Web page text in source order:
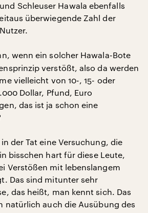
Schleuser Hawala ebenfalls
überwiegende Zahl der
wenn ein solcher Hawala-Bote
verstößt, also da werden
vielleicht von 10-, 15- oder
Dollar, Pfund, Euro
das ist ja schon eine
in der Tat eine Versuchung, die
bisschen hart für diese Leute,
Verstößen mit lebenslangem
Das sind mitunter sehr
das heißt, man kennt sich. Das
natürlich auch die Ausübung des